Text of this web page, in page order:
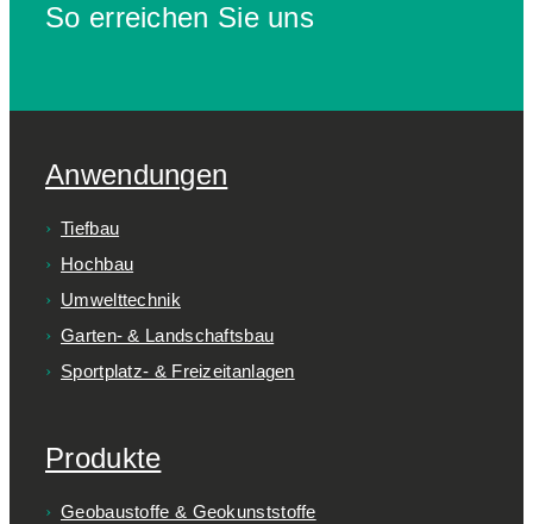
So erreichen Sie uns
Anwendungen
Tiefbau
Hochbau
Umwelttechnik
Garten- & Landschaftsbau
Sportplatz- & Freizeitanlagen
Produkte
Geobaustoffe & Geokunststoffe